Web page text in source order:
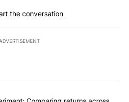
the conversation
most commented articles in the last